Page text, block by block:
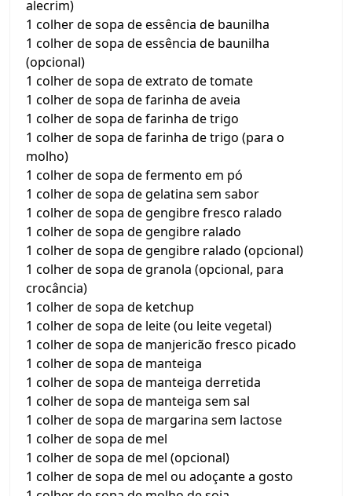
alecrim)
1 colher de sopa de essência de baunilha
1 colher de sopa de essência de baunilha
(opcional)
1 colher de sopa de extrato de tomate
1 colher de sopa de farinha de aveia
1 colher de sopa de farinha de trigo
1 colher de sopa de farinha de trigo (para o
molho)
1 colher de sopa de fermento em pó
1 colher de sopa de gelatina sem sabor
1 colher de sopa de gengibre fresco ralado
1 colher de sopa de gengibre ralado
1 colher de sopa de gengibre ralado (opcional)
1 colher de sopa de granola (opcional, para
crocância)
1 colher de sopa de ketchup
1 colher de sopa de leite (ou leite vegetal)
1 colher de sopa de manjericão fresco picado
1 colher de sopa de manteiga
1 colher de sopa de manteiga derretida
1 colher de sopa de manteiga sem sal
1 colher de sopa de margarina sem lactose
1 colher de sopa de mel
1 colher de sopa de mel (opcional)
1 colher de sopa de mel ou adoçante a gosto